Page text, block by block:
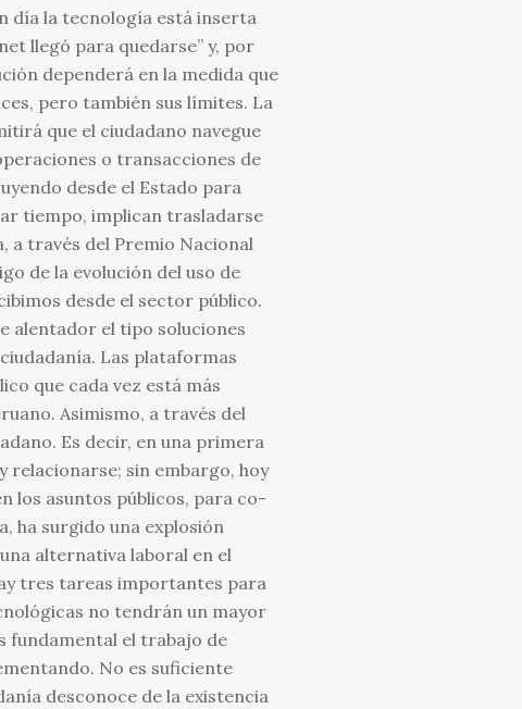
día la tecnología está inserta
llegó para quedarse” y, por
dependerá en la medida que
pero también sus límites. La
que el ciudadano navegue
o transacciones de
desde el Estado para
tiempo, implican trasladarse
a través del Premio Nacional
de la evolución del uso de
desde el sector público.
alentador el tipo soluciones
Las plataformas
que cada vez está más
Asimismo, a través del
Es decir, en una primera
relacionarse; sin embargo, hoy
los asuntos públicos, para co-
ha surgido una explosión
alternativa laboral en el
tres tareas importantes para
no tendrán un mayor
fundamental el trabajo de
No es suficiente
desconoce de la existencia